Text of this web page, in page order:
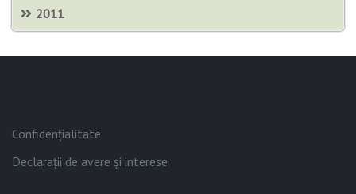
2011
Confidențialitate
Declarații de avere și interese